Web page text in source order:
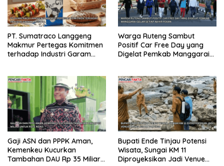
PT. Sumatraco Langgeng
Makmur Pertegas Komitmen
terhadap Industri Garam
Warga Ruteng Sambut
Positif Car Free Day yang
Digelat Pemkab Manggarai
Gaji ASN dan PPPK Aman,
Kemenkeu Kucurkan
Tambahan DAU Rp 35 Miliar
Bupati Ende Tinjau Potensi
Wisata, Sungai KM 11
Diproyeksikan Jadi Venue